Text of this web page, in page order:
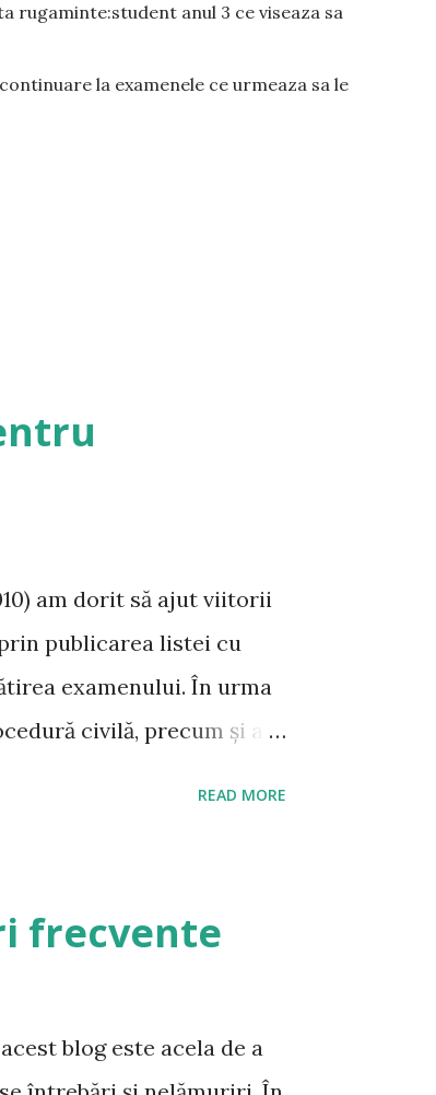
rugaminte:student anul 3 ce viseaza sa
la examenele ce urmeaza sa le
am dorit să ajut viitorii
publicarea listei cu
examenului. În urma
civilă, precum și a
material de
în vedere modalitatea
de examinare tip
Anghelescu – Curs de
READ MORE
frecvente
blog este acela de a